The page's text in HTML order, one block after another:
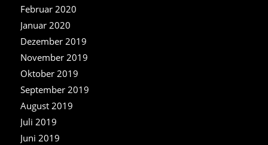
Februar 2020
Januar 2020
Dezember 2019
November 2019
Oktober 2019
September 2019
August 2019
Juli 2019
Juni 2019